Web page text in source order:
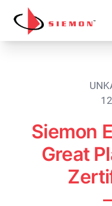
Direkt zum Inhalt
Siemon
Great